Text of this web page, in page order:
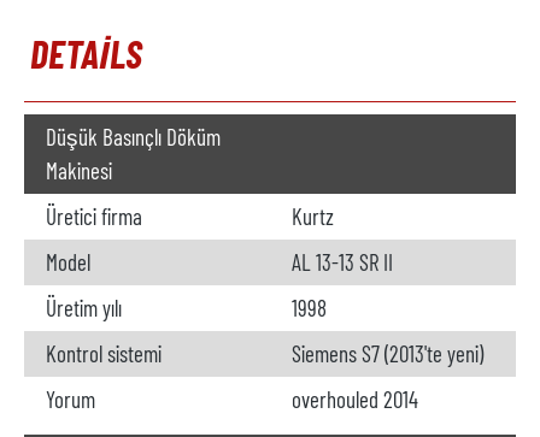
DETAILS
Düşük Basınçlı Döküm
Makinesi
Üretici firma
Kurtz
Model
AL 13-13 SR II
Üretim yılı
1998
Kontrol sistemi
Siemens S7 (2013'te yeni)
Yorum
overhouled 2014